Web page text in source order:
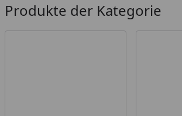
Produkte der Kategorie